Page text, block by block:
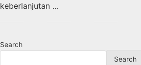
keberlanjutan …
Search
Search